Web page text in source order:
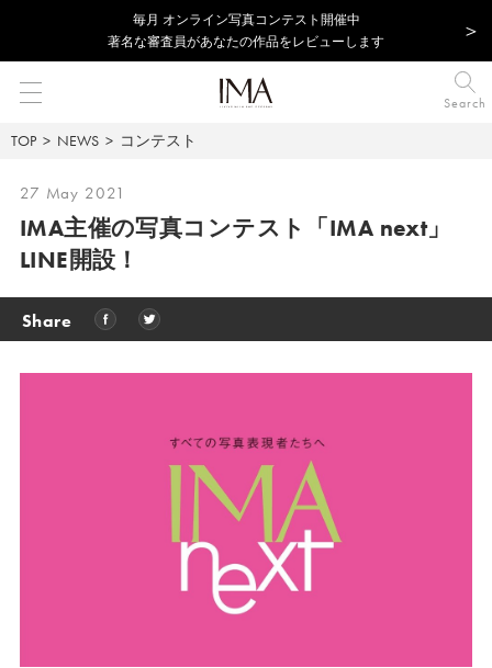
毎⽉ オンライン写真コンテスト開催中
著名な審査員があなたの作品をレビューします
Search
TOP NEWS コンテスト
27 May 2021
IMA主催の写真コンテスト「IMA next」
LINE開設！
Share